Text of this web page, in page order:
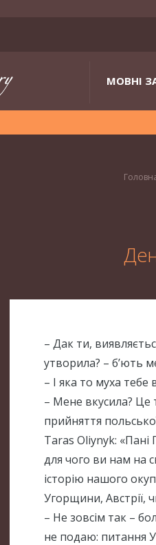
МОВНІ
– Дак ти,
утворила? – б’ють
– І яка то муха тебе
– Мене вкусила? Це
прийняття
Taras Oliynyk:
для чого ви нам на
історію нашого
Угорщини, Австрії,
– Не зовсім так –
не подаю: питання